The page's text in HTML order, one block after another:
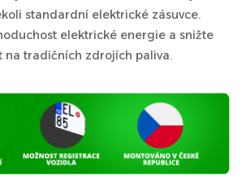
standardní elektrické zásuvce.
elektrické energie a snižte
na tradičních zdrojích paliva.